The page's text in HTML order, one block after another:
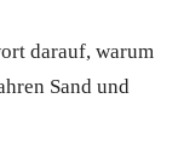
darauf, warum
Sand und